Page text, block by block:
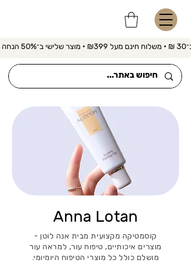
הנחה
Anna Lotan
קוסמטיקה מקצועית מבית אנה לוטן -
מוצרים איכותיים, טיפוח עור, למראה עור
מושלם כולל כל מוצרי הטיפוח היומיומי.